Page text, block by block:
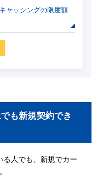
ャッシングの限度額
も新規契約でき
る人でも、新規でカー